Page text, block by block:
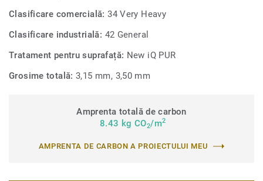
Clasificare comercială:34 Very Heavy
Clasificare industrială: 42 General
Tratament pentru suprafață: New iQ PUR
Grosime totală:3,15 mm, 3,50 mm
Amprenta totală de carbon
8.43 kg CO2/m2
AMPRENTA DE CARBON A PROIECTULUI MEU